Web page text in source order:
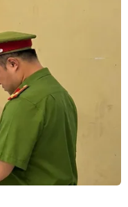
tức an ninh
nay
nã
#Công an
#Vụ án
đình
#Xã hội